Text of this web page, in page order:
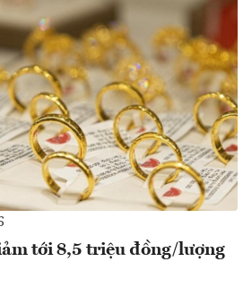
tới 8,5 triệu đồng/lượng